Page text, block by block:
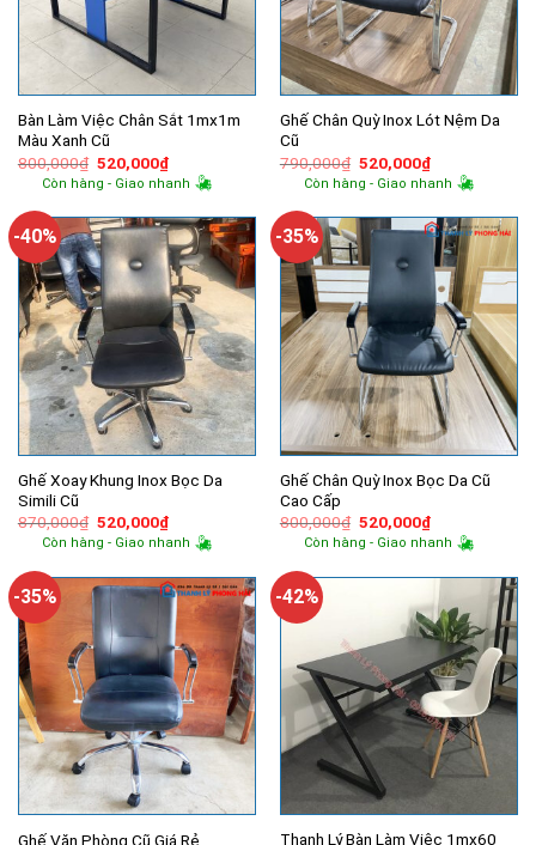
Bàn Làm Việc Chân Sắt 1mx1m
Màu Xanh Cũ
800,000₫ Giá
gốc
là:
520,000₫Giá
hiện
tại
520,000₫.
Còn hàng - Giao nhanh
Ghế Chân Quỳ Inox Lót Nệm Da
Cũ
790,000₫ Giá
gốc
là:
520,000₫Giá
hiện
tại
520,000₫.
Còn hàng - Giao nhanh
-40%
Ghế Xoay Khung Inox Bọc Da
Simili Cũ
870,000₫ Giá
gốc
là:
520,000₫Giá
hiện
tại
520,000₫.
Còn hàng - Giao nhanh
-35%
Ghế Chân Quỳ Inox Bọc Da Cũ
Cao Cấp
800,000₫ Giá
gốc
là:
520,000₫Giá
hiện
tại
520,000₫.
Còn hàng - Giao nhanh
-35%
Ghế Văn Phòng Cũ Giá Rẻ
-42%
Thanh Lý Bàn Làm Việc 1mx60